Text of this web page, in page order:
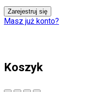
Zarejestruj się
Masz już konto?
Koszyk